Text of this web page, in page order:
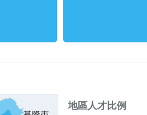
地區人才比例